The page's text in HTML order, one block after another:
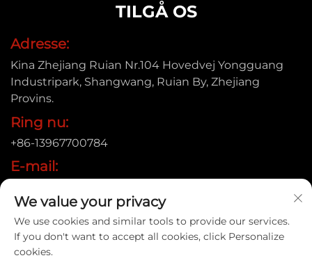
TILGÅ OS
Adresse:
Kina Zhejiang Ruian Nr.104 Hovedvej Yongguang
Industripark, Shangwang, Ruian By, Zhejiang
Provins.
Ring nu:
+86-13967700784
E-mail:
Copyright © 2025 Ruian Xinye Packaging Machine Co.,Ltd |
We value your privacy
We use cookies and similar tools to provide our services.
If you don't want to accept all cookies, click Personalize
cookies.